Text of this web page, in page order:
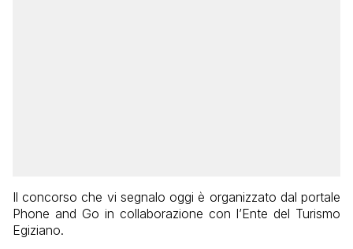
Il concorso che vi segnalo oggi è organizzato dal portale
Phone and Go in collaborazione con l’Ente del Turismo
Egiziano.